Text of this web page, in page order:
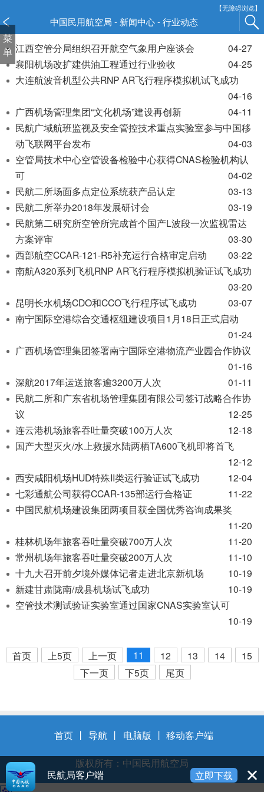
【无障碍浏览】
中国民用航空局 - 新闻中心 - 行业动态
菜
单 江西空管分局组织召开航空气象用户座谈会
04-27
襄阳机场改扩建供油工程通过行业验收
04-25
大连航波音机型公共RNP AR飞行程序模拟机试飞成功
04-16
广西机场管理集团“文化机场”建设再创新
04-11
民航广域航班监视及安全管控技术重点实验室参与中国移
动飞联网平台发布
04-03
空管局技术中心空管设备检验中心获得CNAS检验机构认
可
04-02
民航二所场面多点定位系统获产品认定
03-13
民航二所举办2018年发展研讨会
03-19
民航第二研究所空管所完成首个国产L波段一次监视雷达
方案评审
03-30
西部航空CCAR-121-R5补充运行合格审定启动
03-22
南航A320系列飞机RNP AR飞行程序模拟机验证试飞成功
03-20
昆明长水机场CDO和CCO飞行程序试飞成功
03-07
南宁国际空港综合交通枢纽建设项目1月18日正式启动
01-24
广西机场管理集团签署南宁国际空港物流产业园合作协议
01-16
深航2017年运送旅客逾3200万人次
01-11
民航二所和广东省机场管理集团有限公司签订战略合作协
议
12-25
连云港机场旅客吞吐量突破100万人次
12-18
国产大型灭火/水上救援水陆两栖TA600飞机即将首飞
12-12
西安咸阳机场HUD特殊II类运行验证试飞成功
12-04
七彩通航公司获得CCAR-135部运行合格证
11-22
中国民航机场建设集团两项目获全国优秀咨询成果奖
11-20
桂林机场年旅客吞吐量突破700万人次
11-20
常州机场年旅客吞吐量突破200万人次
11-10
十九大召开前夕境外媒体记者走进北京新机场
10-19
新建甘肃陇南/成县机场试飞成功
10-19
空管技术测试验证实验室通过国家CNAS实验室认可
10-19
首页 上5页 上一页 11 12 13 14
15
下一页
下5页 尾页
首页 丨 导航 丨 电脑版 丨 移动客户端
版权所有：中国民用航空局
民航局客户端
立即下载
窗
口
打
开
说
明
加
波
浪
导
模
式